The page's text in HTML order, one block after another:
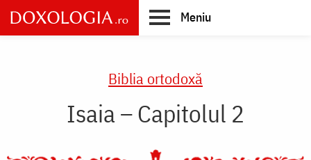
Skip
to
main
Meniu
Biblia ortodoxă
Isaia – Capitolul 2